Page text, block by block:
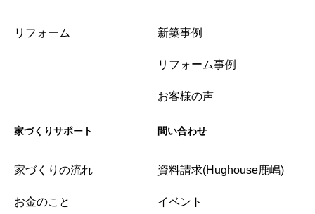
リフォーム 新築事例
リフォーム事例
お客様の声
家づくりサポート
家づくりの流れ
お金のこと
問い合わせ
資料請求(Hughouse鹿嶋)
イベント